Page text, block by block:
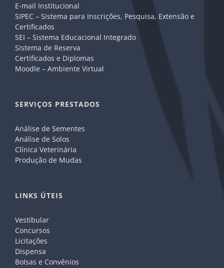
E-mail Institucional
SIPEC – Sistema para Inscrições, Pesquisa, Extensão e
Certificados
SEI – Sistema Educacional Integrado
Sistema de Reserva
Certificados e Diplomas
Moodle – Ambiente Virtual
SERVIÇOS PRESTADOS
Análise de Sementes
Análise de Solos
Clínica Veterinária
Produção de Mudas
LINKS ÚTEIS
Vestibular
Concursos
Licitações
Dispensa
Bolsas e Convênios